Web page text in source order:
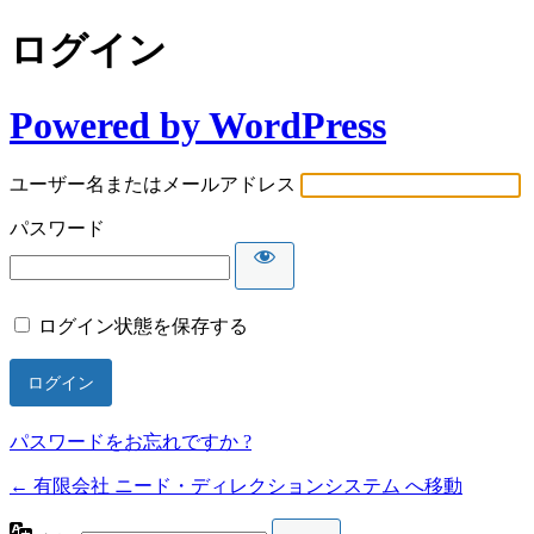
ログイン
Powered by WordPress
ユーザー名またはメールアドレス
パスワード
ログイン状態を保存する
パスワードをお忘れですか ?
← 有限会社 ニード・ディレクションシステム へ移動